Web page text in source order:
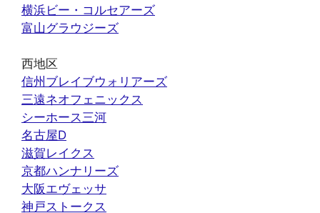
横浜ビー・コルセアーズ
富山グラウジーズ
西地区
信州ブレイブウォリアーズ
三遠ネオフェニックス
シーホース三河
名古屋D
滋賀レイクス
京都ハンナリーズ
大阪エヴェッサ
神戸ストークス